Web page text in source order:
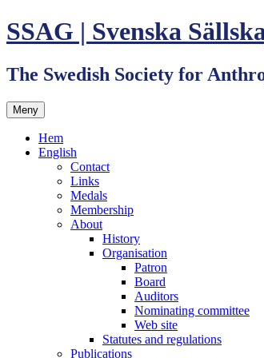
Hoppa
till
SSAG | Svenska
The Swedish Society for
Meny
Hem
English
Contact
Links
Medals
Membership
About
History
Organisation
Patron
Board
Auditors
Nominating committee
Web site
Statutes and regulations
Publications